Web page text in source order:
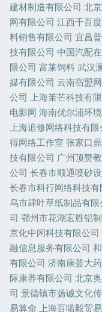
建材制造有限公司 北
网有限公司 江西千百
料销售有限公司 宜昌
技有限公司 中国汽配
限公司 富莱饲料 武汉
媒有限公司 云南宿盟
公司 上海茉芒科技有
电影网 海南优尔浦环
上海追修网络科技有限
得网络工作室 张家口
技有限公司 广州顶赞
公司 长春市顺通喷砂
长春市科行网络科技有
乌市肆叶草纸制品有限
司 鄂州市花湖宏胜铝
京化中闲科技有限公司
融信息服务有限公司
有限公司 济南康荟大
际康养有限公司 北京
司 景德镇市扬诚文化
易算命 上海百喏毅贸